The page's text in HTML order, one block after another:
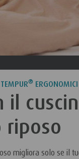
® ERGONOMICI
il
riposo
migliora solo se il